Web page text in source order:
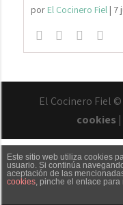
por El Cocinero Fiel| 7
El Cocinero Fiel
cookies |
Txaber Allué
Este sitio web utiliza cookies
usuario. Si continúa
aceptación de las
cookies, pinche el enlace